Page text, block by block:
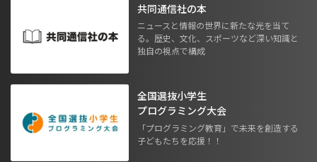
共同通信社の本
ニュースと情報の世界に新たな光を当て
る。歴史、文化、スポーツなど深い知識と
独自の視点で構成
全国選抜小学生
プログラミング大会
「プログラミング教育」で未来を創造する
子どもたちを応援！！